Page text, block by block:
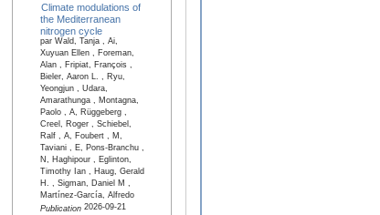
Climate modulations of
the Mediterranean
nitrogen cycle
par Wald, Tanja , Ai,
Xuyuan Ellen , Foreman,
Alan , Fripiat, François ,
Bieler, Aaron L. , Ryu,
Yeongjun , Udara,
Amarathunga , Montagna,
Paolo , A, Rüggeberg ,
Creel, Roger , Schiebel,
Ralf , A, Foubert , M,
Taviani , E, Pons-Branchu ,
N, Haghipour , Eglinton,
Timothy Ian , Haug, Gerald
H. , Sigman, Daniel M ,
Martínez-García, Alfredo
Publication2026-09-21